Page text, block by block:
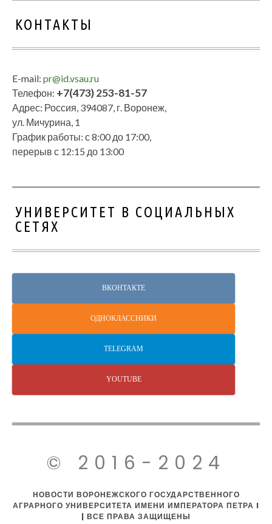
КОНТАКТЫ
E-mail: pr@id.vsau.ru
Телефон: +7(473) 253-81-57
Адрес: Россия, 394087, г. Воронеж,
ул. Мичурина, 1
График работы: с 8:00 до 17:00,
перерыв с 12:15 до 13:00
УНИВЕРСИТЕТ В СОЦИАЛЬНЫХ
СЕТЯХ
ВКОНТАКТЕ
ОДНОКЛАССНИКИ
TELEGRAM
YOUTUBE
© 2016-2024
НОВОСТИ ВОРОНЕЖСКОГО ГОСУДАРСТВЕННОГО
АГРАРНОГО УНИВЕРСИТЕТА ИМЕНИ ИМПЕРАТОРА ПЕТРА I
| ВСЕ ПРАВА ЗАЩИЩЕНЫ